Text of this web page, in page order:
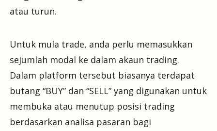
atau turun.
Untuk mula trade, anda perlu memasukkan
sejumlah modal ke dalam akaun trading.
Dalam platform tersebut biasanya terdapat
butang “BUY” dan “SELL” yang digunakan untuk
membuka atau menutup posisi trading
berdasarkan analisa pasaran bagi